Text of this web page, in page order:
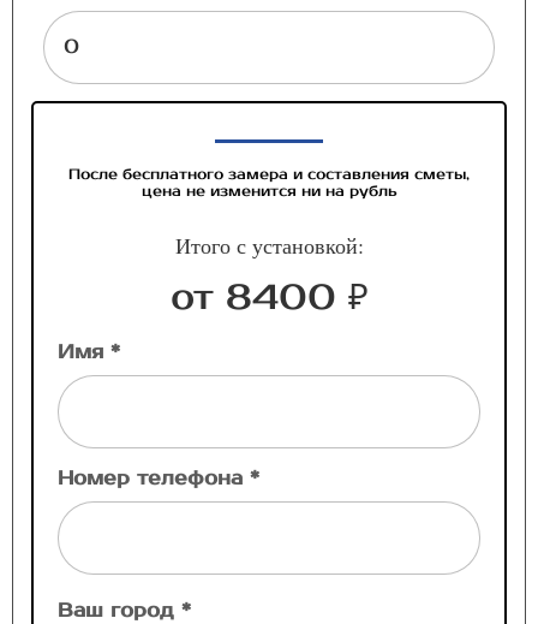
После бесплатного замера и составления сметы,
цена не изменится ни на рубль
Итого с установкой:
от 8400 ₽
Имя *
Номер телефона *
Ваш город *